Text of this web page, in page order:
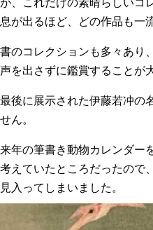
息が出るほど、どの作品も一
書のコレクションも多々あり
声を出さずに鑑賞することが
最後に展示された伊藤若冲の
せん。
来年の筆書き動物カレンダー
考えていたところだったので
見入ってしまいました。